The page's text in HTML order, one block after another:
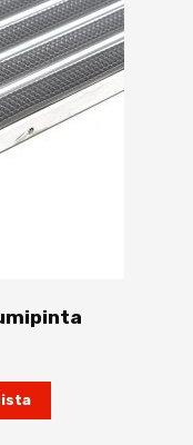
tuotteen
sivulla.
tuotteella